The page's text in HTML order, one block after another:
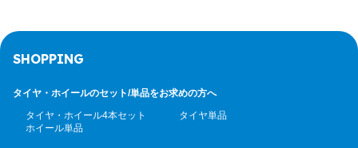
SHOPPING
タイヤ・ホイールのセット/単品をお求めの方へ
タイヤ・ホイール4本セット
タイヤ単品
ホイール単品